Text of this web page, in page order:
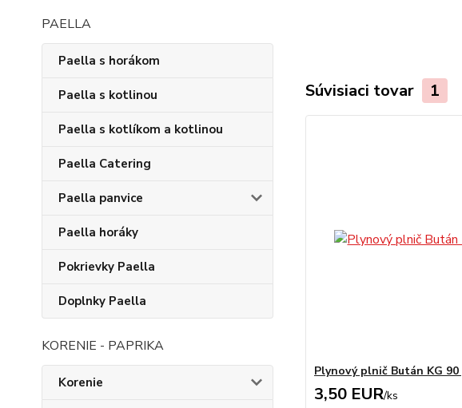
PAELLA
Paella s horákom
Paella s kotlinou
Paella s kotlíkom a kotlinou
Paella Catering
Paella panvice
Paella horáky
Pokrievky Paella
Doplnky Paella
KORENIE - PAPRIKA
Korenie
Súvisiaci tovar 1
Plynový plnič Bután KG 90
3,50 EUR/ks